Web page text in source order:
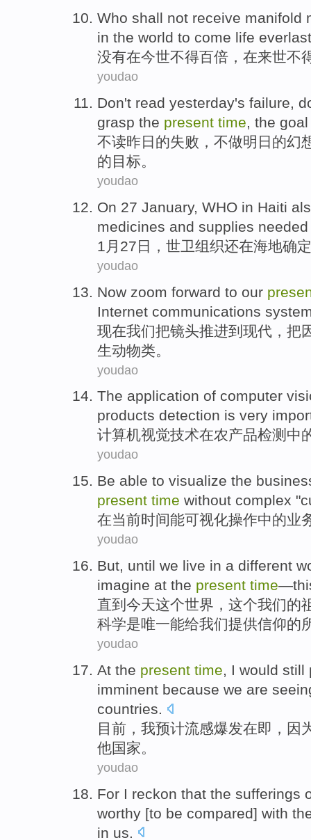
Who shall not receive manifold
in the world to come life
没有在今世不得百倍 ，在来世不
youdao
Don't read yesterday's failure,
grasp the present time, the goal
不读昨日 的失败 ， 不做明日 的幻
的目标。
youdao
On 27 January, WHO in Haiti
medicines and supplies needed
1月 27日 ，世卫组织还在海地确定
youdao
Now zoom forward to our
Internet communications
现在我们把镜头推进到 现代 ， 把
生动物类。
youdao
The application of computer
products detection is very
计算机视觉技术在农产品检测 中
youdao
Be able to visualize the
present time without complex "
在当前时间能可视化操作中的业
youdao
But, until we live in a different
imagine at the present time—
直到 今天这个世界 ，这个我们的
科学是唯一能给我们提供信仰的
youdao
At the present time, I would still
imminent because we are
countries.
目前 ， 我预计流感爆发在即 ， 因
他国家。
youdao
For I reckon that the sufferings
worthy [to be compared] with
in us